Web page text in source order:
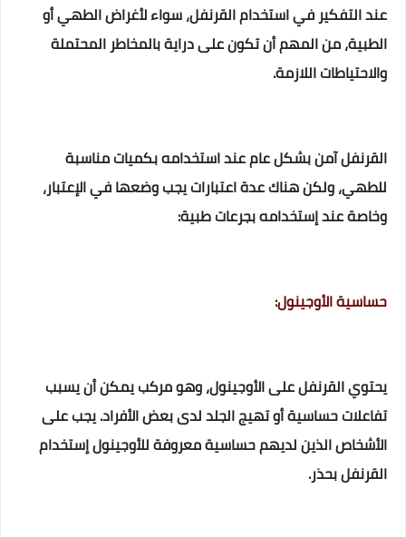
عند التفكير في استخدام القرنفل، سواء لأغراض الطهي أو
الطبية، من المهم أن تكون على دراية بالمخاطر المحتملة
والاحتياطات اللازمة.
القرنفل آمن بشكل عام عند استخدامه بكميات مناسبة
للطهي، ولكن هناك عدة اعتبارات يجب وضعها في الإعتبار،
وخاصة عند إستخدامه بجرعات طبية:
حساسية الأوجينول:
يحتوي القرنفل على الأوجينول، وهو مركب يمكن أن يسبب
تفاعلات حساسية أو تهيج الجلد لدى بعض الأفراد. يجب على
الأشخاص الذين لديهم حساسية معروفة للأوجينول إستخدام
القرنفل بحذر.